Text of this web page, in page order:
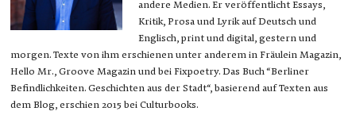
andere Medien. Er veröffentlicht Essays,
Kritik, Prosa und Lyrik auf Deutsch und
Englisch, print und digital, gestern und
morgen. Texte von ihm erschienen unter anderem in Fräulein Magazin,
Hello Mr., Groove Magazin und bei Fixpoetry. Das Buch “Berliner
Befindlichkeiten. Geschichten aus der Stadt“, basierend auf Texten aus
dem Blog, erschien 2015 bei Culturbooks.